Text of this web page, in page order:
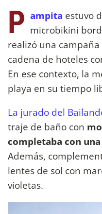
P ampita estuvo
microbikini
realizó una
cadena de hoteles
En ese contexto, la
playa en su tiempo
La jurado del
traje de baño con
completaba con
Además,
lentes de sol con
violetas.